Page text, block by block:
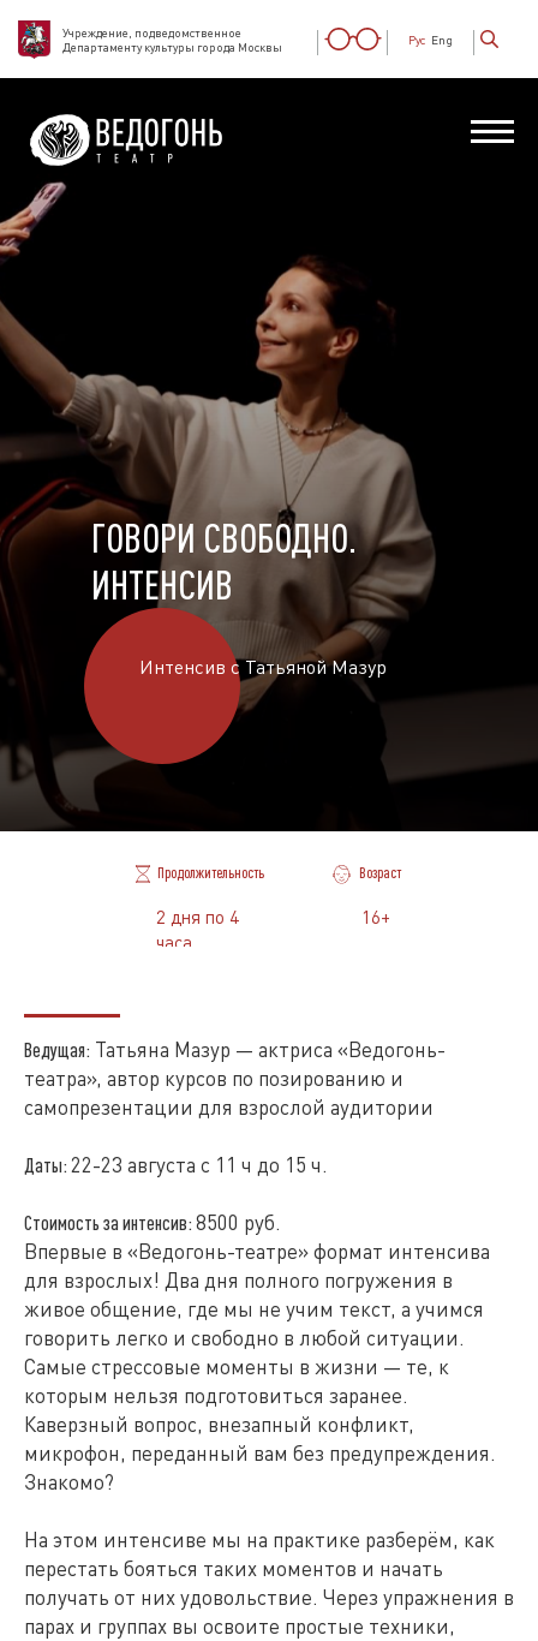
Учреждение, подведомственное
Департаменту культуры города Москвы
Рус Eng
ГОВОРИ СВОБОДНО.
ИНТЕНСИВ
Интенсив с Татьяной Мазур
2 дня по 4
часа
16+
Возраст
Продолжительность
Ведущая: Татьяна Мазур — актриса «Ведогонь-
театра», автор курсов по позированию и
самопрезентации для взрослой аудитории
Даты: 22-23 августа с 11 ч до 15 ч.
Стоимость за интенсив: 8500 руб.
Впервые в «Ведогонь-театре» формат интенсива
для взрослых! Два дня полного погружения в
живое общение, где мы не учим текст, а учимся
говорить легко и свободно в любой ситуации.
Самые стрессовые моменты в жизни — те, к
которым нельзя подготовиться заранее.
Каверзный вопрос, внезапный конфликт,
микрофон, переданный вам без предупреждения.
Знакомо?
На этом интенсиве мы на практике разберём, как
перестать бояться таких моментов и начать
получать от них удовольствие. Через упражнения в
парах и группах вы освоите простые техники,